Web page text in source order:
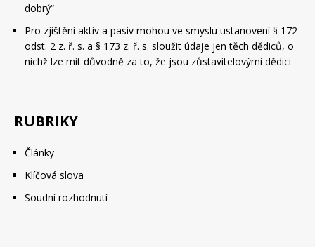
dobrý“
Pro zjištění aktiv a pasiv mohou ve smyslu ustanovení § 172
odst. 2 z. ř. s. a § 173 z. ř. s. sloužit údaje jen těch dědiců, o
nichž lze mít důvodně za to, že jsou zůstavitelovými dědici
RUBRIKY
Články
Klíčová slova
Soudní rozhodnutí